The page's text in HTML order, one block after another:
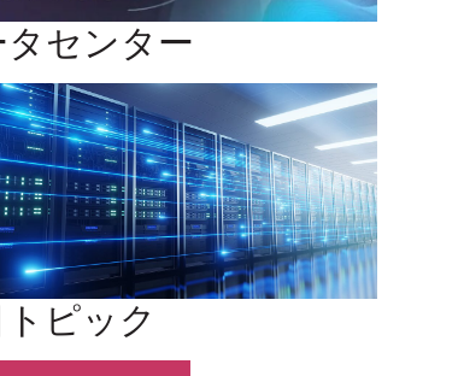
センター
ピック